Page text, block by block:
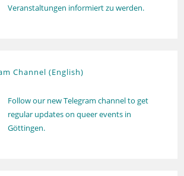
Veranstaltungen informiert zu werden.
Channel (English)
Follow our new Telegram channel to get
regular updates on queer events in
Göttingen.